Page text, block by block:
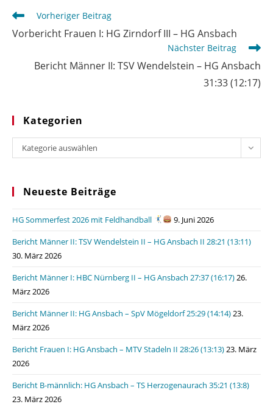
Weitere
Artikel
ansehen
Vorheriger Beitrag
Vorbericht Frauen I: HG Zirndorf III – HG Ansbach
Nächster Beitrag
Bericht Männer II: TSV Wendelstein – HG Ansbach
31:33 (12:17)
Kategorien
Kategorien
Kategorie auswählen
Neueste Beiträge
HG Sommerfest 2026 mit Feldhandball
9. Juni 2026
Bericht Männer II: TSV Wendelstein II – HG Ansbach II 28:21 (13:11)
30. März 2026
Bericht Männer I: HBC Nürnberg II – HG Ansbach 27:37 (16:17)26.
März 2026
Bericht Männer II: HG Ansbach – SpV Mögeldorf 25:29 (14:14)23.
März 2026
Bericht Frauen I: HG Ansbach – MTV Stadeln II 28:26 (13:13)23. März
2026
Bericht B-männlich: HG Ansbach – TS Herzogenaurach 35:21 (13:8)
23. März 2026